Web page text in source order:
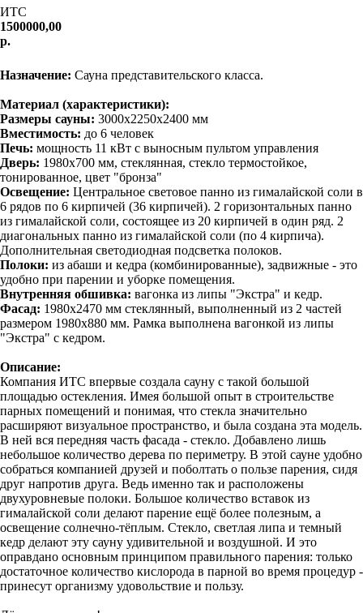
ИТС
1500000,00
р.
Назначение: Сауна представительского класса.
Материал (характеристики):
Размеры сауны: 3000х2250х2400 мм
Вместимость: до 6 человек
Печь: мощность 11 кВт с выносным пультом управления
Дверь: 1980х700 мм, стеклянная, стекло термостойкое,
тонированное, цвет "бронза"
Освещение: Центральное световое панно из гималайской соли в
6 рядов по 6 кирпичей (36 кирпичей). 2 горизонтальных панно
из гималайской соли, состоящее из 20 кирпичей в один ряд. 2
диагональных панно из гималайской соли (по 4 кирпича).
Дополнительная светодиодная подсветка полоков.
Полоки: из абаши и кедра (комбинированные), задвижные - это
удобно при парении и уборке помещения.
Внутренняя обшивка: вагонка из липы "Экстра" и кедр.
Фасад: 1980х2470 мм стеклянный, выполненный из 2 частей
размером 1980х880 мм. Рамка выполнена вагонкой из липы
"Экстра" с кедром.
Описание:
Компания ИТС впервые создала сауну с такой большой
площадью остекления. Имея большой опыт в строительстве
парных помещений и понимая, что стекла значительно
расширяют визуальное пространство, и была создана эта модель.
В ней вся передняя часть фасада - стекло. Добавлено лишь
небольшое количество дерева по периметру. В этой сауне удобно
собраться компанией друзей и поболтать о пользе парения, сидя
друг напротив друга. Ведь именно так и расположены
двухуровневые полоки. Большое количество вставок из
гималайской соли делают парение ещё более полезным, а
освещение солнечно-тёплым. Стекло, светлая липа и темный
кедр делают эту сауну удивительной и воздушной. И это
оправдано основным принципом правильного парения: только
достаточное количество кислорода в парной во время процедур -
принесут организму удовольствие и пользу.